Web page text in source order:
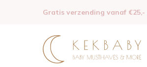
Gratis verzending vanaf €25,-